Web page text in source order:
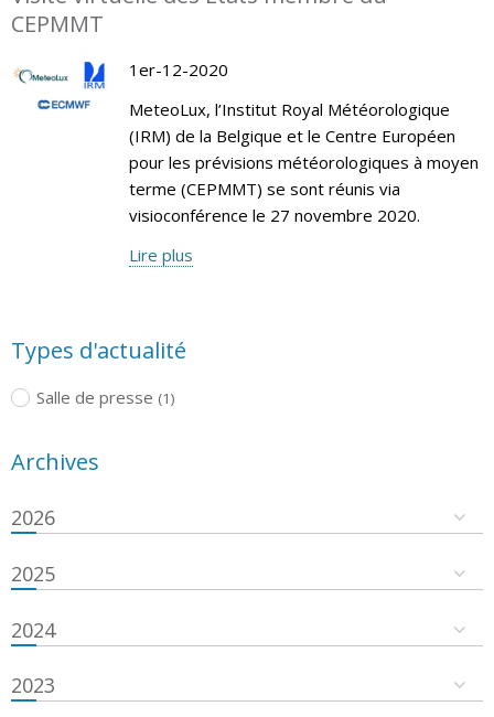
CEPMMT
1er-12-2020
MeteoLux, l’Institut Royal Météorologique
(IRM) de la Belgique et le Centre Européen
pour les prévisions météorologiques à moyen
terme (CEPMMT) se sont réunis via
visioconférence le 27 novembre 2020.
Lire plus
Types d'actualité
Salle de presse (1)
Archives
2026
2025
2024
2023